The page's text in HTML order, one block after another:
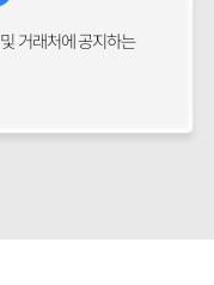
거래처에 공지하는